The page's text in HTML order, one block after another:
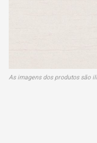
As imagens dos produtos são